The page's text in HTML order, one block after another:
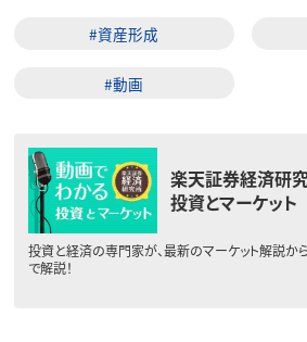
#資産形成
#動画
楽天証券経済研
投資とマーケット
投資と経済の専門家が、最新のマーケット解説か
で解説！